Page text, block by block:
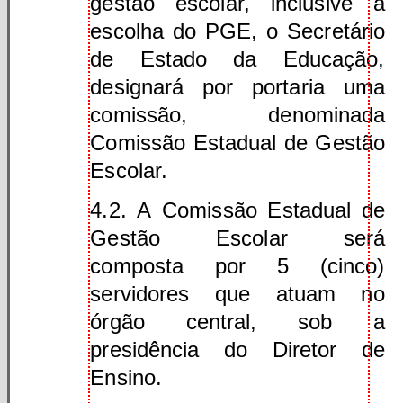
escolha do PGE, o Secretário
de Estado da Educação,
designará por portaria uma
comissão, denominada
Comissão Estadual de Gestão
Escolar.
4.2. A Comissão Estadual de
Gestão Escolar será
composta por 5 (cinco)
servidores que atuam no
órgão central, sob a
presidência do Diretor de
Ensino.